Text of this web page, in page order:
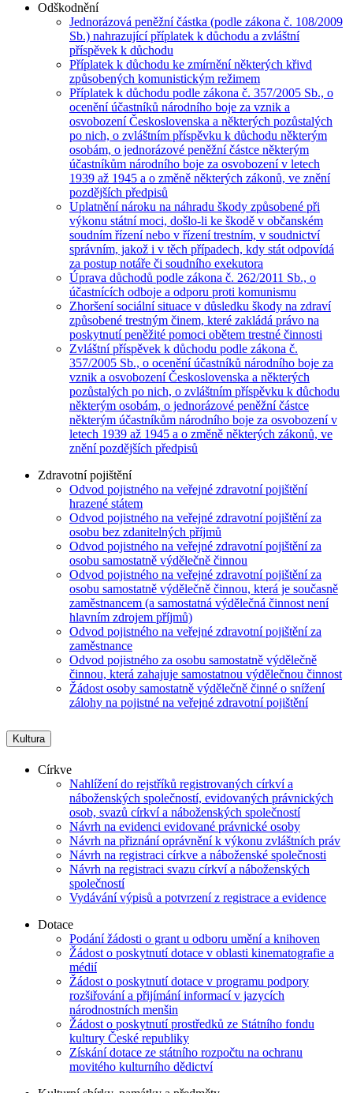
Odškodnění
Jednorázová peněžní částka (podle zákona č. 108/2009
Sb.) nahrazující příplatek k důchodu a zvláštní
příspěvek k důchodu
Příplatek k důchodu ke zmírnění některých křivd
způsobených komunistickým režimem
Příplatek k důchodu podle zákona č. 357/2005 Sb., o
ocenění účastníků národního boje za vznik a
osvobození Československa a některých pozůstalých
po nich, o zvláštním příspěvku k důchodu některým
osobám, o jednorázové peněžní částce některým
účastníkům národního boje za osvobození v letech
1939 až 1945 a o změně některých zákonů, ve znění
pozdějších předpisů
Uplatnění nároku na náhradu škody způsobené při
výkonu státní moci, došlo-li ke škodě v občanském
soudním řízení nebo v řízení trestním, v soudnictví
správním, jakož i v těch případech, kdy stát odpovídá
za postup notáře či soudního exekutora
Úprava důchodů podle zákona č. 262/2011 Sb., o
účastnících odboje a odporu proti komunismu
Zhoršení sociální situace v důsledku škody na zdraví
způsobené trestným činem, které zakládá právo na
poskytnutí peněžité pomoci obětem trestné činnosti
Zvláštní příspěvek k důchodu podle zákona č.
357/2005 Sb., o ocenění účastníků národního boje za
vznik a osvobození Československa a některých
pozůstalých po nich, o zvláštním příspěvku k důchodu
některým osobám, o jednorázové peněžní částce
některým účastníkům národního boje za osvobození v
letech 1939 až 1945 a o změně některých zákonů, ve
znění pozdějších předpisů
Zdravotní pojištění
Odvod pojistného na veřejné zdravotní pojištění
hrazené státem
Odvod pojistného na veřejné zdravotní pojištění za
osobu bez zdanitelných příjmů
Odvod pojistného na veřejné zdravotní pojištění za
osobu samostatně výdělečně činnou
Odvod pojistného na veřejné zdravotní pojištění za
osobu samostatně výdělečně činnou, která je současně
zaměstnancem (a samostatná výdělečná činnost není
hlavním zdrojem příjmů)
Odvod pojistného na veřejné zdravotní pojištění za
zaměstnance
Odvod pojistného za osobu samostatně výdělečně
činnou, která zahajuje samostatnou výdělečnou činnost
Žádost osoby samostatně výdělečně činné o snížení
zálohy na pojistné na veřejné zdravotní pojištění
Kultura
Církve
Nahlížení do rejstříků registrovaných církví a
náboženských společností, evidovaných právnických
osob, svazů církví a náboženských společností
Návrh na evidenci evidované právnické osoby
Návrh na přiznání oprávnění k výkonu zvláštních práv
Návrh na registraci církve a náboženské společnosti
Návrh na registraci svazu církví a náboženských
společností
Vydávání výpisů a potvrzení z registrace a evidence
Dotace
Podání žádosti o grant u odboru umění a knihoven
Žádost o poskytnutí dotace v oblasti kinematografie a
médií
Žádost o poskytnutí dotace v programu podpory
rozšiřování a přijímání informací v jazycích
národnostních menšin
Žádost o poskytnutí prostředků ze Státního fondu
kultury České republiky
Získání dotace ze státního rozpočtu na ochranu
movitého kulturního dědictví